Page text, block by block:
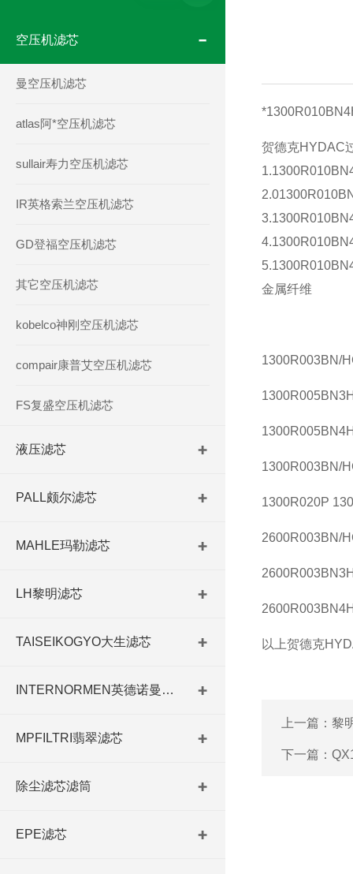
空压机滤芯
曼空压机滤芯
atlas阿*空压机滤芯
sullair寿力空压机滤芯
IR英格索兰空压机滤芯
GD登福空压机滤芯
其它空压机滤芯
kobelco神刚空压机滤芯
compair康普艾空压机滤芯
FS复盛空压机滤芯
液压滤芯
PALL颇尔滤芯
MAHLE玛勒滤芯
LH黎明滤芯
TAISEIKOGYO大生滤芯
INTERNORMEN英德诺曼滤芯
MPFILTRI翡翠滤芯
除尘滤芯滤筒
EPE滤芯
贺德克HYDAC
金属纤维
1300R003BN/
1300R003BN/
1300R020P
2600R003BN/
以上贺德克
上一篇： 黎
下一篇：